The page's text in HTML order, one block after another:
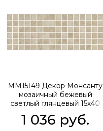
MM15149 Декор Монсанту
мозаичный бежевый
светлый глянцевый 15х40
1 036 руб.